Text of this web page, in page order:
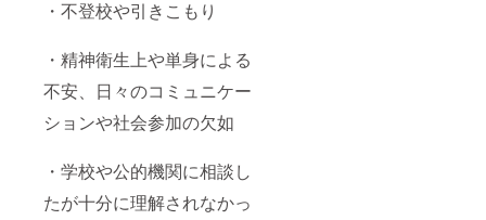
・不登校や引きこもり
・精神衛生上や単身による
不安、日々のコミュニケー
ションや社会参加の欠如
・学校や公的機関に相談し
たが十分に理解されなかっ